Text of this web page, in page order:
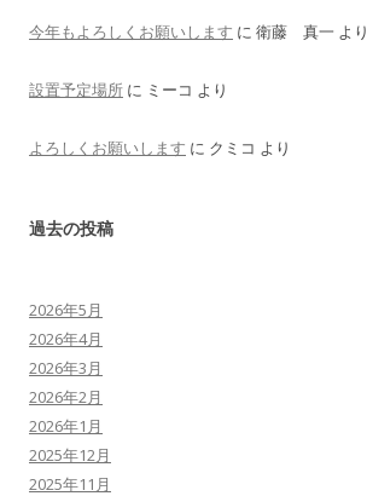
今年もよろしくお願いします に 衛藤 真一 より
設置予定場所 に ミーコ より
よろしくお願いします に クミコ より
過去の投稿
2026年5月
2026年4月
2026年3月
2026年2月
2026年1月
2025年12月
2025年11月